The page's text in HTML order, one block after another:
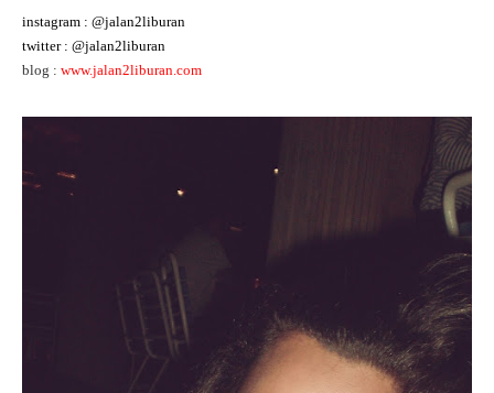
instagram : @jalan2liburan
twitter : @jalan2liburan
blog : www.jalan2liburan.com